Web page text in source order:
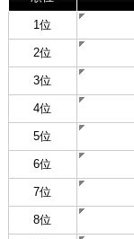
1位
2位
3位
4位
5位
6位
7位
8位